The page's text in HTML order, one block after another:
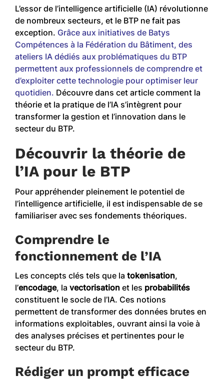
L’essor de l’intelligence artificielle (IA) révolutionne
de nombreux secteurs, et le BTP ne fait pas
exception. Grâce aux initiatives de Batys
Compétences à la Fédération du Bâtiment, des
ateliers IA dédiés aux problématiques du BTP
permettent aux professionnels de comprendre et
d’exploiter cette technologie pour optimiser leur
quotidien. Découvre dans cet article comment la
théorie et la pratique de l’IA s’intègrent pour
transformer la gestion et l’innovation dans le
secteur du BTP.
Découvrir la théorie de
l’IA pour le BTP
Pour appréhender pleinement le potentiel de
l’intelligence artificielle, il est indispensable de se
familiariser avec ses fondements théoriques.
Comprendre le
fonctionnement de l’IA
Les concepts clés tels que la tokenisation,
l’encodage, la vectorisation et les probabilités
constituent le socle de l’IA. Ces notions
permettent de transformer des données brutes en
informations exploitables, ouvrant ainsi la voie à
des analyses précises et pertinentes pour le
secteur du BTP.
Rédiger un prompt efficace